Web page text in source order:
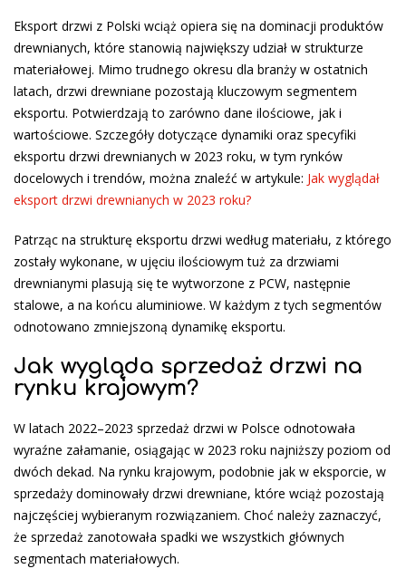
Eksport drzwi z Polski wciąż opiera się na dominacji produktów
drewnianych, które stanowią największy udział w strukturze
materiałowej. Mimo trudnego okresu dla branży w ostatnich
latach, drzwi drewniane pozostają kluczowym segmentem
eksportu. Potwierdzają to zarówno dane ilościowe, jak i
wartościowe. Szczegóły dotyczące dynamiki oraz specyfiki
eksportu drzwi drewnianych w 2023 roku, w tym rynków
docelowych i trendów, można znaleźć w artykule: Jak wyglądał
eksport drzwi drewnianych w 2023 roku?
Patrząc na strukturę eksportu drzwi według materiału, z którego
zostały wykonane, w ujęciu ilościowym tuż za drzwiami
drewnianymi plasują się te wytworzone z PCW, następnie
stalowe, a na końcu aluminiowe. W każdym z tych segmentów
odnotowano zmniejszoną dynamikę eksportu.
Jak wygląda sprzedaż drzwi na
rynku krajowym?
W latach 2022–2023 sprzedaż drzwi w Polsce odnotowała
wyraźne załamanie, osiągając w 2023 roku najniższy poziom od
dwóch dekad. Na rynku krajowym, podobnie jak w eksporcie, w
sprzedaży dominowały drzwi drewniane, które wciąż pozostają
najczęściej wybieranym rozwiązaniem. Choć należy zaznaczyć,
że sprzedaż zanotowała spadki we wszystkich głównych
segmentach materiałowych.